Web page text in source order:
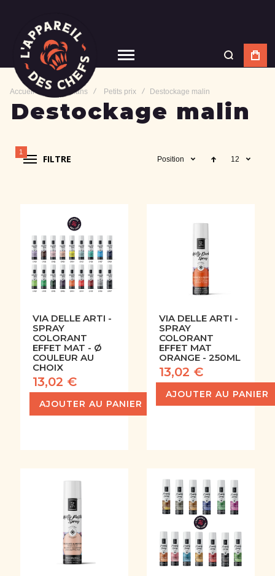
Accueil Bons plans Petits prix Destockage malin
Destockage malin
FILTRE
1
Position 12
VIA DELLE ARTI -
SPRAY
COLORANT
EFFET MAT - Ø
COULEUR AU
CHOIX
13,02 €
AJOUTER AU PANIER
VIA DELLE ARTI -
SPRAY
COLORANT
EFFET MAT
ORANGE - 250ML
13,02 €
AJOUTER AU PANIER